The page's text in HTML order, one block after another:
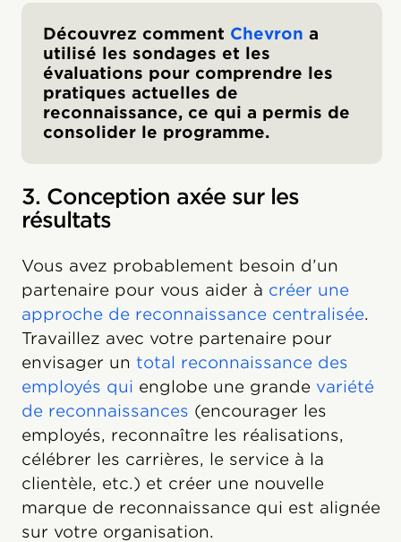
Découvrez comment Chevron a
utilisé les sondages et les
évaluations pour comprendre les
pratiques actuelles de
reconnaissance, ce qui a permis de
consolider le programme.
3. Conception axée sur les
résultats
Vous avez probablement besoin d’un
partenaire pour vous aider à créer une
approche de reconnaissance centralisée.
Travaillez avec votre partenaire pour
envisager un total reconnaissance des
employés qui englobe une grande variété
de reconnaissances (encourager les
employés, reconnaître les réalisations,
célébrer les carrières, le service à la
clientèle, etc.) et créer une nouvelle
marque de reconnaissance qui est alignée
sur votre organisation.